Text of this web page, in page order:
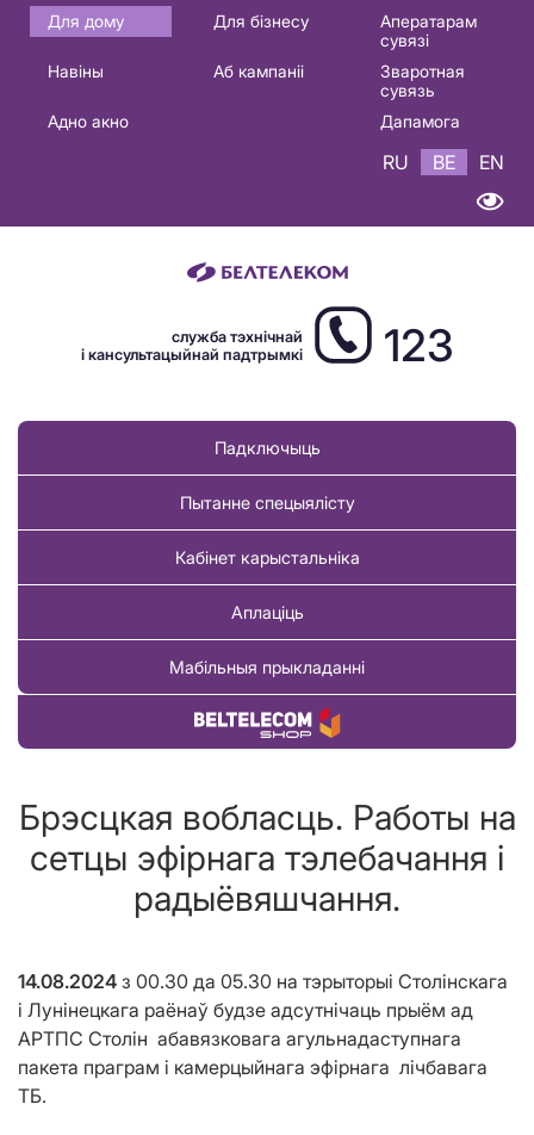
Основная
навигация
Для дому Для бізнесу
Аператарам
сувязі
Навіны
Аб кампаніі
Зваротная
сувязь
Адно акно
Дапамога
RU BE EN
служба тэхнічнай
і кансультацыйнай падтрымкі
123
Падключыць
Пытанне спецыялісту
Кабінет карыстальніка
Аплаціць
Мабільныя прыкладанні
Купіць тавар
Брэсцкая вобласць. Работы на
сетцы эфірнага тэлебачання і
радыёвяшчання.
14.08.2024 з 00.30 да 05.30 на тэрыторыі Столінскага
і Лунінецкага раёнаў будзе адсутнічаць прыём ад
АРТПС Столін абавязковага агульнадаступнага
пакета праграм і камерцыйнага эфірнага лічбавага
ТБ.